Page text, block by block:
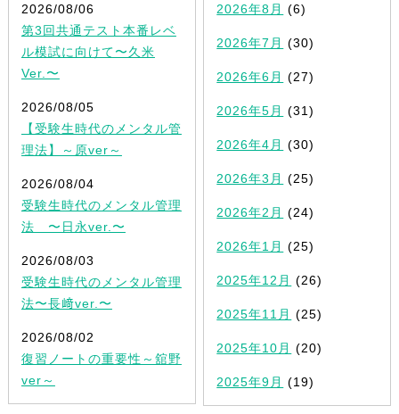
2026/08/06
第3回共通テスト本番レベ
ル模試に向けて〜久米
Ver.〜
2026/08/05
【受験生時代のメンタル管
理法】～原ver～
2026/08/04
受験生時代のメンタル管理
法 〜日永ver.〜
2026/08/03
受験生時代のメンタル管理
法〜長﨑ver.〜
2026/08/02
復習ノートの重要性～舘野
ver～
2026年8月 (6)
2026年7月 (30)
2026年6月 (27)
2026年5月 (31)
2026年4月 (30)
2026年3月 (25)
2026年2月 (24)
2026年1月 (25)
2025年12月 (26)
2025年11月 (25)
2025年10月 (20)
2025年9月 (19)